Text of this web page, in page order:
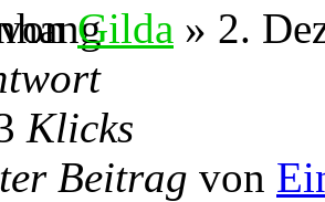
Gilda » 2.
Klicks
Beitrag von